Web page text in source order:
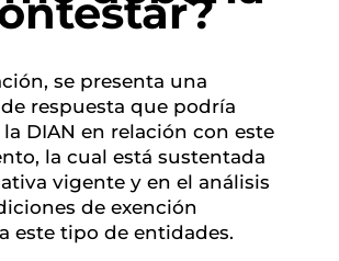
se presenta una
respuesta que podría
DIAN en relación con este
la cual está sustentada
vigente y en el análisis
de exención
este tipo de entidades.